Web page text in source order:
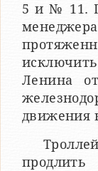
5 и № 11.
Ленина
движения